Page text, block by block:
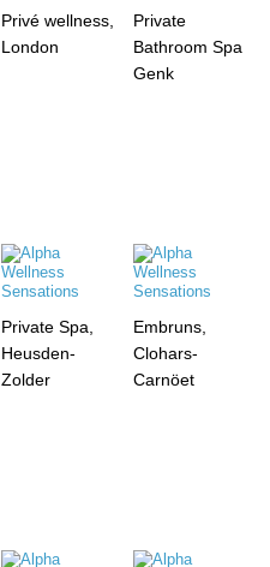
Privé wellness,
London
Private
Bathroom Spa
Genk
Private Spa,
Heusden-
Zolder
Embruns,
Clohars-
Carnöet